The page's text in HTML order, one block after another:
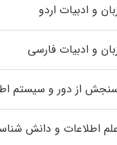
و ادبیات اردو
و ادبیات فارسی
از دور و سیستم
اطلاعات و دانش